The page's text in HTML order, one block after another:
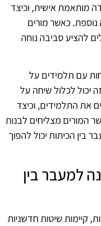
מותאמת אישית, וכיצד
כאשר מורים
להציע סביבה נוחה
עם תלמידים על
לכלול שיחה על
את התלמידים, וכיצד
המורים מצליחים לבנות
הכיתות יכול להפוך
למעבר בין
קיימות שיטות חדשניות